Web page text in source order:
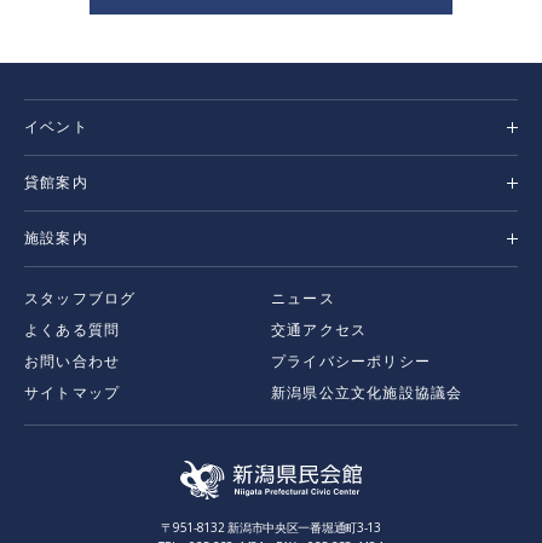
イベント
貸館案内
施設案内
スタッフブログ
ニュース
よくある質問
交通アクセス
お問い合わせ
プライバシーポリシー
サイトマップ
新潟県公立文化施設協議会
〒951-8132 新潟市中央区一番堀通町3-13